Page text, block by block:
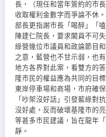
長，（現任和當年簽約的市
收取權利金數字而爭論不休
部長更指謝市長「喝醉」「
陳建仁院長，要求閣員不可失
綠營幾位市議員和政論節目
之意，藍營也不甘示弱，也
地方各界對此案，看雙方的
隆市民的權益應為共同的目標
東岸停車場和商場，市府確
「吵架沒好話」引發藍綠對
沒好處，反而破壞基隆市的
等甚多市民建議，旨在龍年
靜。